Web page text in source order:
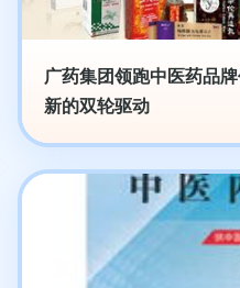
广药集团领跑中医药品
新的双轮驱动